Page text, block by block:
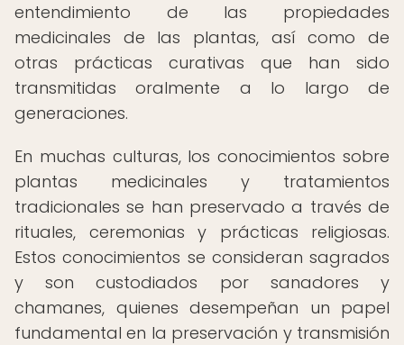
entendimiento de las propiedades
medicinales de las plantas, así como de
otras prácticas curativas que han sido
transmitidas oralmente a lo largo de
generaciones.
En muchas culturas, los conocimientos sobre
plantas medicinales y tratamientos
tradicionales se han preservado a través de
rituales, ceremonias y prácticas religiosas.
Estos conocimientos se consideran sagrados
y son custodiados por sanadores y
chamanes, quienes desempeñan un papel
fundamental en la preservación y transmisión